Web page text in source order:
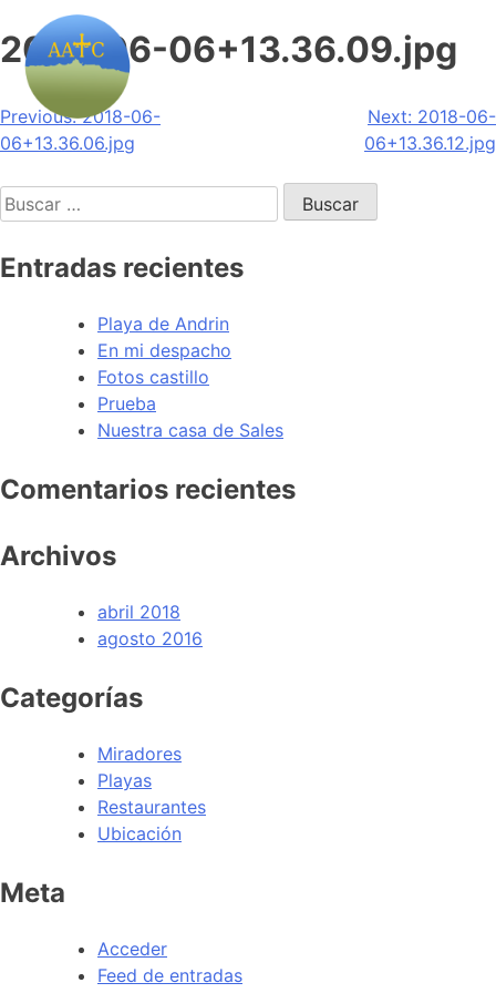
2018-06-06+13.36.09.jpg
Navegación
de
entradas
Previous: 2018-06-
06+13.36.06.jpg
Next: 2018-06-
06+13.36.12.jpg
Buscar:
Entradas recientes
Playa de Andrin
En mi despacho
Fotos castillo
Prueba
Nuestra casa de Sales
Comentarios recientes
Archivos
abril 2018
agosto 2016
Categorías
Miradores
Playas
Restaurantes
Ubicación
Meta
Acceder
Feed de entradas